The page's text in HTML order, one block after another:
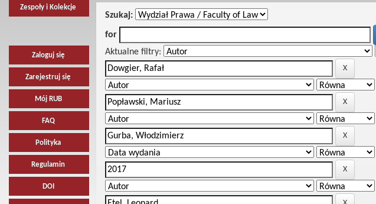
Zespoły i Kolekcje
Zaloguj się
Zarejestruj się
Mój RUB
FAQ
Polityka
Regulamin
DOI
Szukaj:
for
Aktualne filtry: